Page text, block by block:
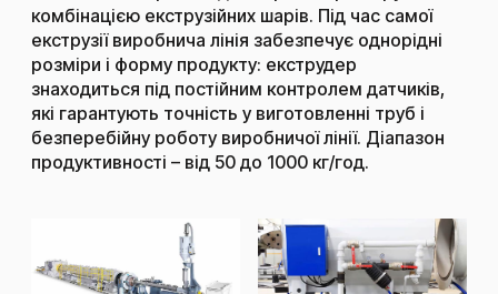
комбінацією екструзійних шарів. Під час самої
екструзії виробнича лінія забезпечує однорідні
розміри і форму продукту: екструдер
знаходиться під постійним контролем датчиків,
які гарантують точність у виготовленні труб і
безперебійну роботу виробничої лінії. Діапазон
продуктивності – від 50 до 1000 кг/год.